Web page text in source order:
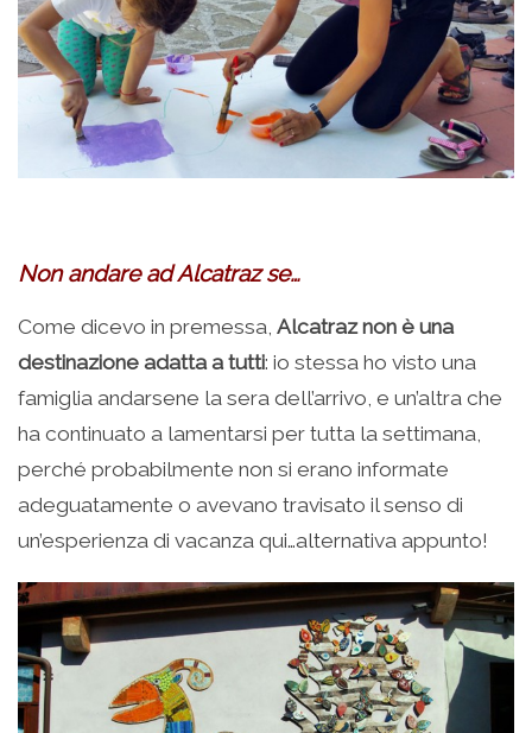
Non andare ad Alcatraz se…
Come dicevo in premessa, Alcatraz non è una
destinazione adatta a tutti: io stessa ho visto una
famiglia andarsene la sera dell’arrivo, e un’altra che
ha continuato a lamentarsi per tutta la settimana,
perché probabilmente non si erano informate
adeguatamente o avevano travisato il senso di
un’esperienza di vacanza qui…alternativa appunto!